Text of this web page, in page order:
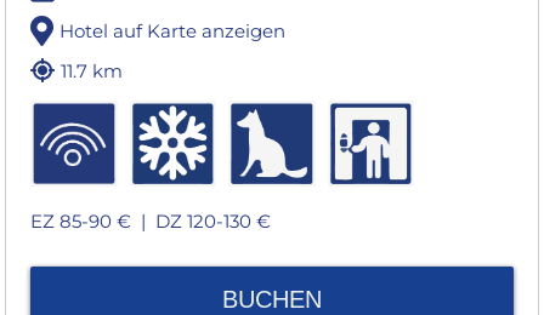
Hotel auf Karte anzeigen
11.7 km
EZ 85-90 € | DZ 120-130 €
BUCHEN